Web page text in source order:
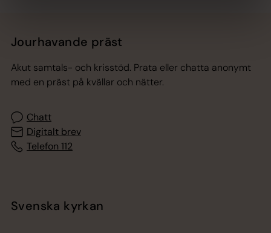
Jourhavande präst
Akut samtals- och krisstöd. Prata eller chatta anonymt
med en präst på kvällar och nätter.
Chatt
Digitalt brev
Telefon 112
Svenska kyrkan